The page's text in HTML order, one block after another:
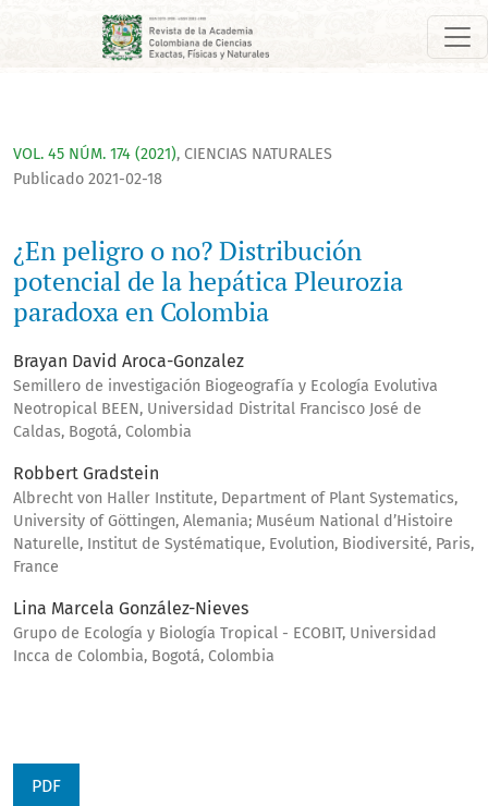
¿En peligro o no? Distribución potencial de la hepática
VOL. 45 NÚM. 174 (2021), CIENCIAS NATURALES
¿En peligro o no? Distribución
potencial de la hepática Pleurozia
paradoxa en Colombia
Publicado 2021-02-18
Brayan David Aroca-Gonzalez
Semillero de investigación Biogeografía y Ecología Evolutiva
Neotropical BEEN, Universidad Distrital Francisco José de
Caldas, Bogotá, Colombia
Robbert Gradstein
Albrecht von Haller Institute, Department of Plant Systematics,
University of Göttingen, Alemania; Muséum National d’Histoire
Naturelle, Institut de Systématique, Evolution, Biodiversité, Paris,
France
Lina Marcela González-Nieves
Grupo de Ecología y Biología Tropical - ECOBIT, Universidad
Incca de Colombia, Bogotá, Colombia
PDF